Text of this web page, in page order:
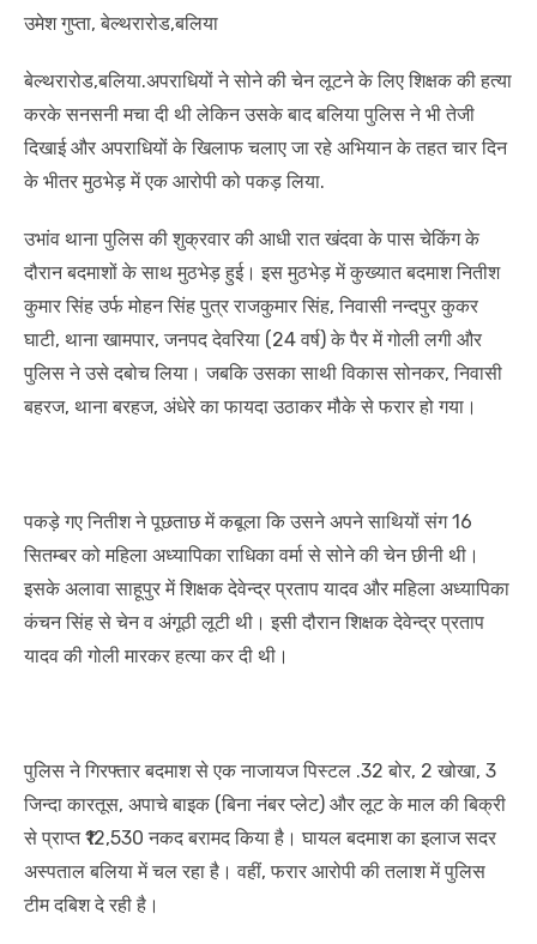
उमेश गुप्ता, बेल्थरारोड,बलिया
बेल्थरारोड,बलिया.अपराधियों ने सोने की चेन लूटने के लिए शिक्षक की हत्या
करके सनसनी मचा दी थी लेकिन उसके बाद बलिया पुलिस ने भी तेजी
दिखाई और अपराधियों के खिलाफ चलाए जा रहे अभियान के तहत चार दिन
के भीतर मुठभेड़ में एक आरोपी को पकड़ लिया.
उभांव थाना पुलिस की शुक्रवार की आधी रात खंदवा के पास चेकिंग के
दौरान बदमाशों के साथ मुठभेड़ हुई। इस मुठभेड़ में कुख्यात बदमाश नितीश
कुमार सिंह उर्फ मोहन सिंह पुत्र राजकुमार सिंह, निवासी नन्दपुर कुकर
घाटी, थाना खामपार, जनपद देवरिया (24 वर्ष) के पैर में गोली लगी और
पुलिस ने उसे दबोच लिया। जबकि उसका साथी विकास सोनकर, निवासी
बहरज, थाना बरहज, अंधेरे का फायदा उठाकर मौके से फरार हो गया।
पकड़े गए नितीश ने पूछताछ में कबूला कि उसने अपने साथियों संग 16
सितम्बर को महिला अध्यापिका राधिका वर्मा से सोने की चेन छीनी थी।
इसके अलावा साहूपुर में शिक्षक देवेन्द्र प्रताप यादव और महिला अध्यापिका
कंचन सिंह से चेन व अंगूठी लूटी थी। इसी दौरान शिक्षक देवेन्द्र प्रताप
यादव की गोली मारकर हत्या कर दी थी।
पुलिस ने गिरफ्तार बदमाश से एक नाजायज पिस्टल .32 बोर, 2 खोखा, 3
जिन्दा कारतूस, अपाचे बाइक (बिना नंबर प्लेट) और लूट के माल की बिक्री
से प्राप्त ₹12,530 नकद बरामद किया है। घायल बदमाश का इलाज सदर
अस्पताल बलिया में चल रहा है। वहीं, फरार आरोपी की तलाश में पुलिस
टीम दबिश दे रही है।